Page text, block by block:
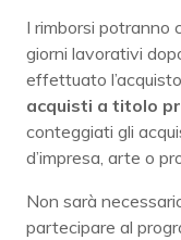
I rimborsi potranno
giorni lavorativi
effettuato
acquisti a titolo
conteggiati gli
d’impresa, arte o
Non sarà
partecipare al